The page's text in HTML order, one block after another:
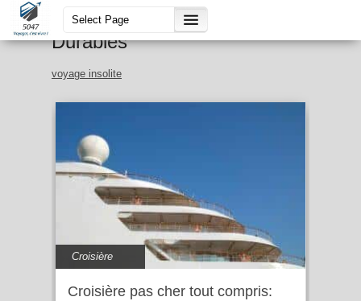
Guide Voyages Insolites &
Durables
voyage insolite
Croisière
Croisière pas cher tout compris: